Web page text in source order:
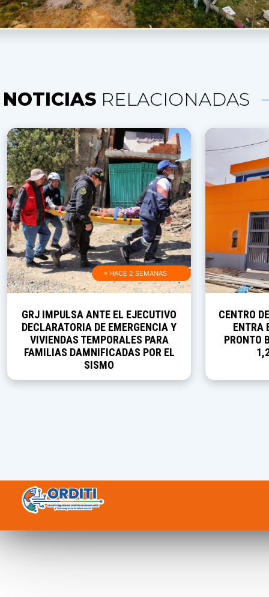
NOTICIAS RELACIONADAS
≡ HACE 2 SEMANAS
GRJ IMPULSA ANTE EL EJECUTIVO
DECLARATORIA DE EMERGENCIA Y
VIVIENDAS TEMPORALES PARA
FAMILIAS DAMNIFICADAS POR EL
SISMO
CENTRO
ENTRA
PRONTO